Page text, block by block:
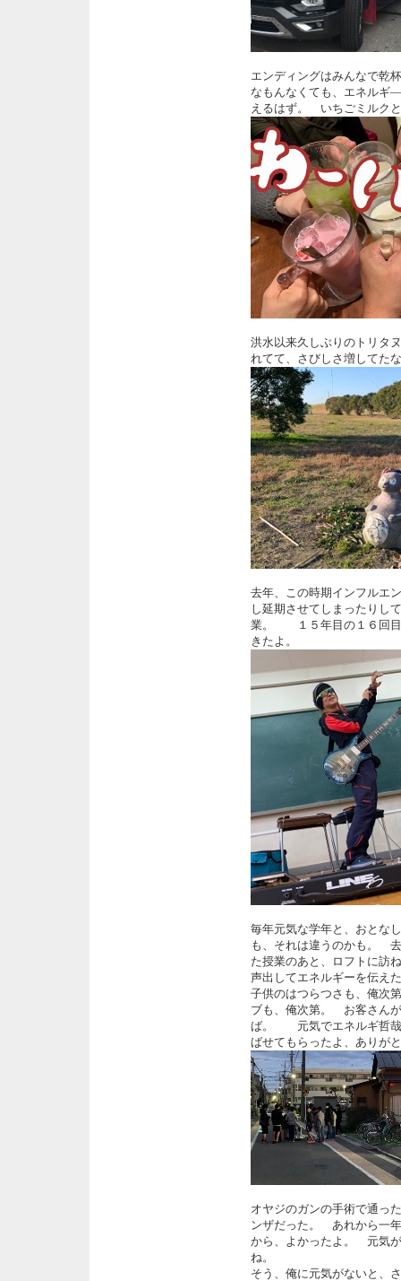
エンディングはみんなで乾
なもんなくても、エネルギ
えるはず。 いちごミルク
洪水以来久しぶりのトリタ
れてて、さびしさ増してた
去年、この時期インフルエ
し延期させてしまったりし
業。 １５年目の１６回目
きたよ。
毎年元気な学年と、おと
も、それは違うのかも。
た授業のあと、ロフトに訪
声出してエネルギーを伝え
子供のはつらつさも、俺
ブも、俺次第。 お客さん
ば。 元気でエネルギ哲哉
ばせてもらったよ、ありが
オヤジのガンの手術で通っ
ンザだった。 あれから一
から、よかったよ。 元気
ね。
そう、俺に元気がないと、